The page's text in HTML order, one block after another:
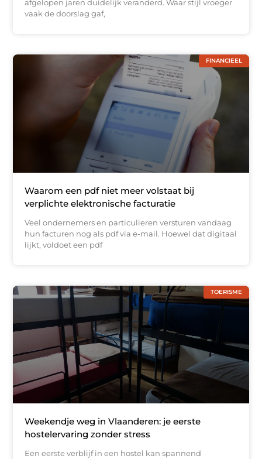
afgelopen jaren duidelijk veranderd. Waar stijl vroeger
vaak de doorslag gaf,
FINANCIEEL
Waarom een pdf niet meer volstaat bij
verplichte elektronische facturatie
Veel ondernemers en particulieren versturen vandaag
hun facturen nog als pdf via e-mail. Hoewel dat digitaal
lijkt, voldoet een pdf
TOERISME
Weekendje weg in Vlaanderen: je eerste
hostelervaring zonder stress
Een eerste verblijf in een hostel kan spannend